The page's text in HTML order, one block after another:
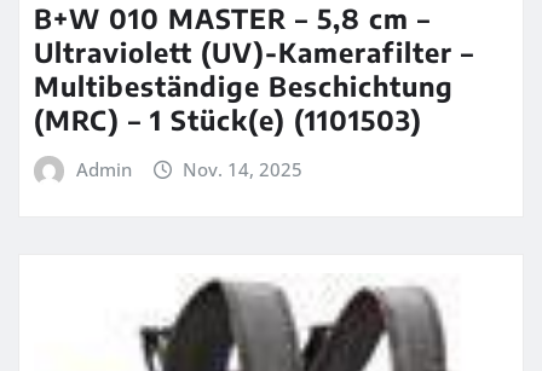
B+W 010 MASTER – 5,8 cm –
Ultraviolett (UV)-Kamerafilter –
Multibeständige Beschichtung
(MRC) – 1 Stück(e) (1101503)
Admin Nov. 14, 2025